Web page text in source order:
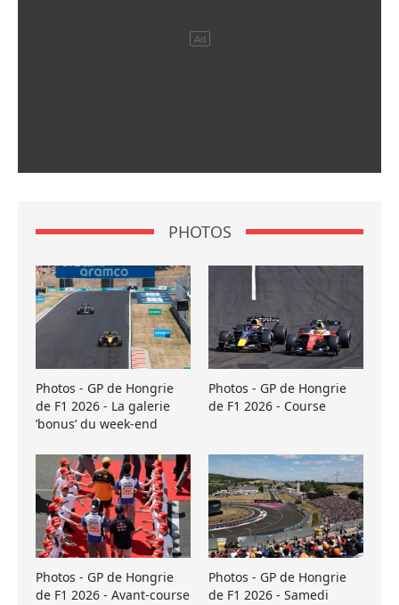
PHOTOS
Photos - GP de Hongrie
de F1 2026 - La galerie
’bonus’ du week-end
Photos - GP de Hongrie
de F1 2026 - Course
Photos - GP de Hongrie
de F1 2026 - Avant-course
Photos - GP de Hongrie
de F1 2026 - Samedi